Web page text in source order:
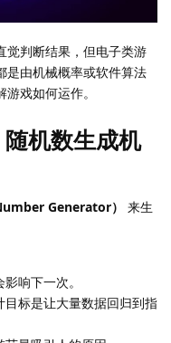
觉判断结果，但电子类游
是由机械概率或软件算法
戏如何运作。
机数生成机
Generator）
来生
响下一次。
目标是让大量数据回归到指